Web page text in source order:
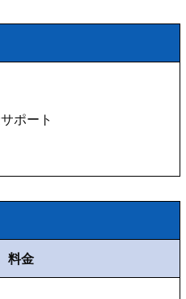
ポート
料金